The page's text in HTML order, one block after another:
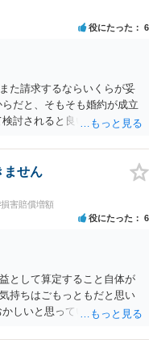
役にたった 6
た請求するならいくらが妥
だと、そもそも婚約が成立
討されると良いと思いま
棲のために金銭的不利益が
るかどうかは別として、話
払いゼロを目指すよりは、
る可能性はあります。
ません
害賠償増額
役にたった 6
として算定すること自体が
持ちはごもっともだと思い
しいと思っているからこそ
るとその「おかしい」請求